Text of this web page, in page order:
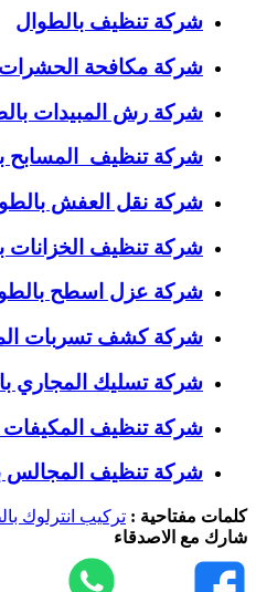
شركة تنظيف بالطوال
شركة مكافحة الحشرات
شركة رش المبيدات
شركة تنظيف المسابح
شركة نقل العفش
شركة تنظيف الخزانات
شركة عزل اسطح
شركة كشف تسربات
شركة تسليك المجاري
شركة تنظيف المكيفات
شركة تنظيف المجالس
كلمات مفتاحية : تركيب انترلوك
شارك مع الاصدقاء